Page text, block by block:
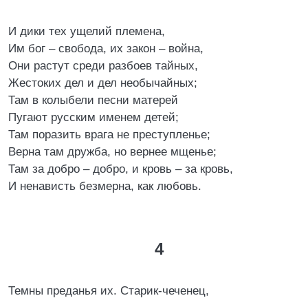
И дики тех ущелий племена,
Им бог – свобода, их закон – война,
Они растут среди разбоев тайных,
Жестоких дел и дел необычайных;
Там в колыбели песни матерей
Пугают русским именем детей;
Там поразить врага не преступленье;
Верна там дружба, но вернее мщенье;
Там за добро – добро, и кровь – за кровь,
И ненависть безмерна, как любовь.
4
Темны преданья их. Старик-чеченец,